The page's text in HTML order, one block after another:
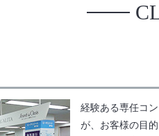
経験ある専任コ
が、お客様の目